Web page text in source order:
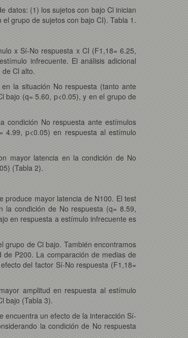
datos: (1) los sujetos con bajo Cl inician
grupo de sujetos con bajo CI). Tabla 1.
x Sí-No respuesta x CI (F1,18= 6.25,
infrecuente. El análisis adicional
Cl alto.
la situación No respuesta (tanto ante
bajo (q= 5.60, p<0.05), y en el grupo de
condición No respuesta ante estímulos
p<0.05) en respuesta al estímulo
mayor latencia en la condición de No
(Tabla 2).
produce mayor latencia de N100. El test
la condición de No respuesta (q= 8.59,
en respuesta a estímulo infrecuente es
grupo de Cl bajo. También encontramos
P200. La comparación de medias de
del factor Sí-No respuesta (F1,18=
amplitud en respuesta al estímulo
bajo (Tabla 3).
encuentra un efecto de la interacción Sí-
la condición de No respuesta